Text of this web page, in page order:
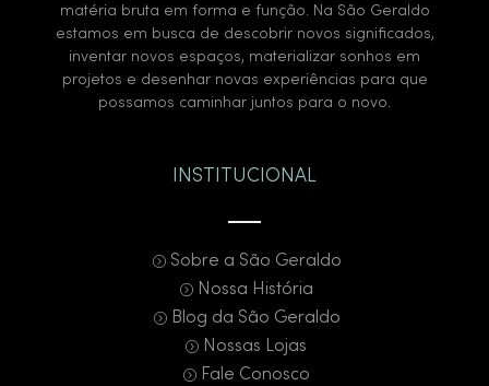
matéria bruta em forma e função. Na São Geraldo
estamos em busca de descobrir novos significados,
inventar novos espaços, materializar sonhos em
projetos e desenhar novas experiências para que
possamos caminhar juntos para o novo.
INSTITUCIONAL
Sobre a São Geraldo
Nossa História
Blog da São Geraldo
Nossas Lojas
Fale Conosco